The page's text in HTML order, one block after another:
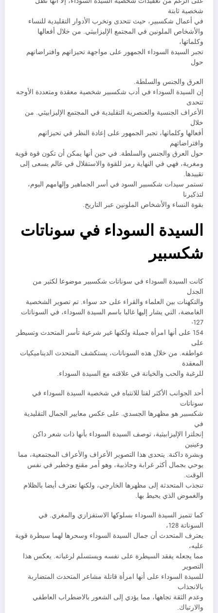
شخصية ثابتة
في أعمال شكسبير، حيث تتحدى وتخرب الأدوار التقليدية للنساء
والأشخاص الملونين في المجتمع الإليزابيثي. من خلال أفعالها
وكلماتها،
تجبر السيدة السوداء الجمهور على مواجهة تحيزاتهم وافتراضاتهم
حول
العرق والجنس والسلطة.
إن السيدة السوداء في أدب شكسبير شخصية معقدة ومتعددة الأوجه
تتحدى
الأعراف الجنسية والعنصرية التقليدية في المجتمع الإليزابيثي. من
خلال
أفعالها وكلماتها، تجبر الجمهور على إعادة النظر في تحيزاتهم
وافتراضاتهم
حول العرق والجنس والسلطة. في حين أنها يمكن أن تكون قوة قوية
ومغرية، فهي في النهاية رمز للقوة والاستقلال في عالم يسعى إلى
تقييدها.
تستمر سيدات شكسبير السود في أسر الجماهير وإلهامهم اليوم،
لتذكيرنا
بقوة النساء والأشخاص الملونين عبر التاريخ.
السيدة السوداء في سوناتات
شكسبير
كانت السيدة السوداء في سوناتات شكسبير موضوعا لكثير من
الجدل
والتكهنات بين العلماء والقراء على حد سواء. تم تصوير الشخصية
الغامضة، التي يشار إليها غالبا باسم السيدة السوداء، في السوناتات
127-
154 على أنها امرأة جميلة ولكنها غير شرعية تأسر المتحدث وتسيطر
على
عواطفه. من خلال هذه السوناتات، يستكشف المتحدث الديناميكيات
المعقدة
للرغبة والحب والخيانة في علاقته مع السيدة السوداء.
أحد الجوانب الأكثر لفتا للانتباه في شخصية السيدة السوداء في
سوناتات
شكسبير هو مظهرها الجسدي. على عكس معايير الجمال التقليدية
في
إنجلترا الإليزابيثية، توصف السيدة السوداء بأنها ذات شعر داكن
وعينين
وبشرة داكنة. يتحدى هذا التصوير الأعراف والأعراف المجتمعية، مما
يوحي بجمال أكثر غرابة وجاذبية، وهو أمر مقنع وخطير في نفس
الوقت.
تنجذب المتحدثة إلى مظهرها الخارجي، ولكنها تعترف أيضا بالظلام
والغموض الذي يحيط بها.
كما تتميز السيدة السوداء بسلوكها الاستفزازي والمغري. في
السوناتة 128،
يعترف المتحدث أن جمال السيدة السوداء وسحرها لهما سيطرة قوية
عليه،
مما يجعله يفقد السيطرة على نفسه ويستسلم لرغباته. يعكس هذا
التصوير
للسيدة السوداء على أنها امرأة قاتلة مشاعر المتحدث المتضاربة
بالانجذاب
وعدم الثقة تجاهها، مما يؤدي إلى الشعور بالاضطراب العاطفي
والارتباك.